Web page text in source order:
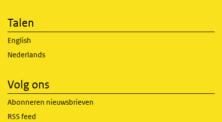
Talen
English
Nederlands
Volg ons
Abonneren nieuwsbrieven
RSS feed